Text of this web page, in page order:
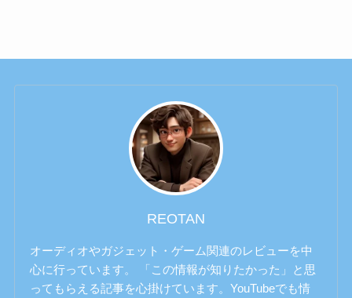
REOTAN
オーディオやガジェット・ゲーム関連のレビューを中
心に行っています。 「この情報が知りたかった」と思
ってもらえる記事を心掛けています。YouTubeでも情